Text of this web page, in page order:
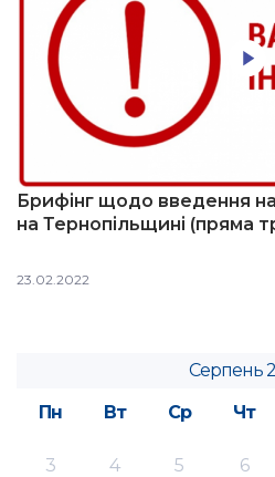
Брифінг щодо введення
на Тернопільщині (пряма
23.02.2022
Серпень
Пн
Вт Ср Чт
3
4 5 6